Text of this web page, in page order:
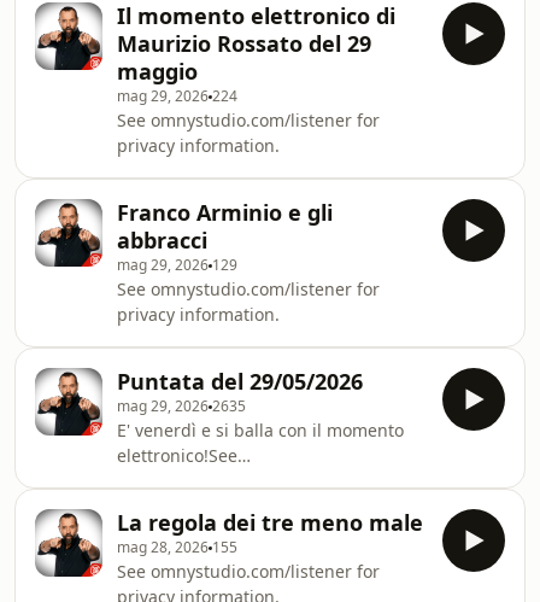
Il momento elettronico di
Maurizio Rossato del 29
maggio
mag 29, 2026224
See omnystudio.com/listener for
privacy information.
Franco Arminio e gli
abbracci
mag 29, 2026 129
See omnystudio.com/listener for
privacy information.
Puntata del 29/05/2026
mag 29, 20262635
E' venerdì e si balla con il momento
elettronico!See
La regola dei tre meno male
mag 28, 2026 155
See omnystudio.com/listener for
privacy information.